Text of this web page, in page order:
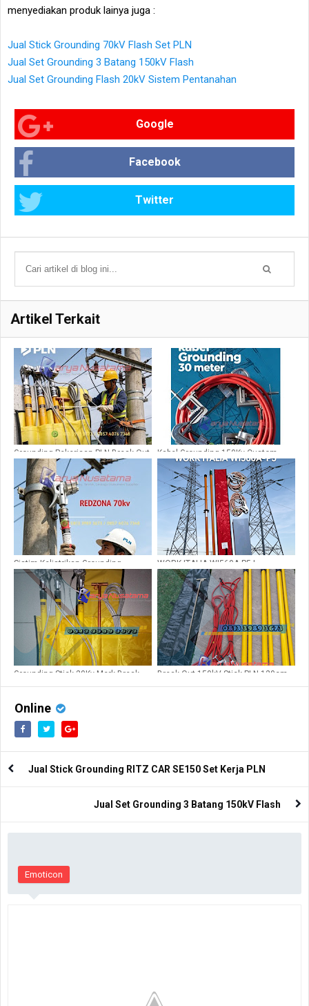
menyediakan produk lainya juga :
Jual Stick Grounding 70kV Flash Set PLN
Jual Set Grounding 3 Batang 150kV Flash
Jual Set Grounding Flash 20kV Sistem Pentanahan
Google
Facebook
Twitter
Artikel Terkait
Grounding Pekerjaan PLN Break Out
20kv
Kabel Grounding 150Kv Custom
30M untuk PLN
Sistim Kelistrikan Grounding
Redzona 70kv
WORK ITALIA WI560A-P5 |
Grounding Set 150kV Siap Pakai
Grounding Stick 20Kv Merk Break
Break Out 150kV Stick PLN 120cm
Online
Jual Stick Grounding RITZ CAR SE150 Set Kerja PLN
Jual Set Grounding 3 Batang 150kV Flash
Emoticon